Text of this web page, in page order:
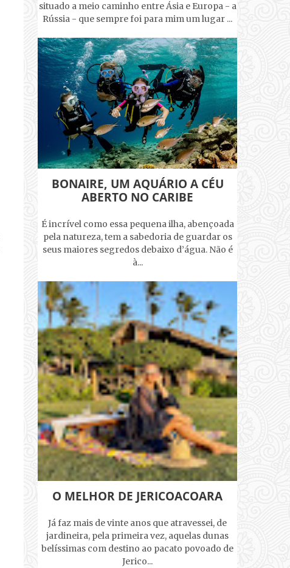
situado a meio caminho entre Ásia e Europa - a
Rússia - que sempre foi para mim um lugar ...
BONAIRE, UM AQUÁRIO A CÉU
ABERTO NO CARIBE
É incrível como essa pequena ilha, abençoada
pela natureza, tem a sabedoria de guardar os
seus maiores segredos debaixo d’água. Não é
à...
O MELHOR DE JERICOACOARA
Já faz mais de vinte anos que atravessei, de
jardineira, pela primeira vez, aquelas dunas
belíssimas com destino ao pacato povoado de
Jerico...